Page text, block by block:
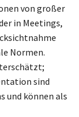
von großer
in Meetings,
Normen.
sind
und können als